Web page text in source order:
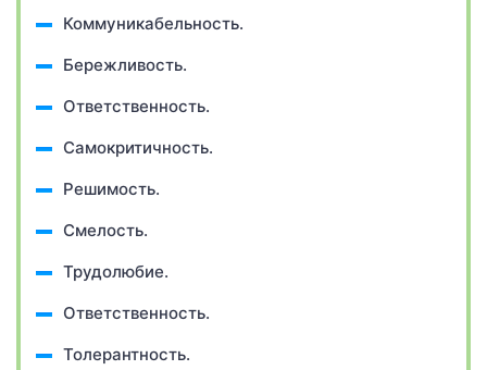
Коммуникабельность.
Бережливость.
Ответственность.
Самокритичность.
Решимость.
Смелость.
Трудолюбие.
Ответственность.
Толерантность.